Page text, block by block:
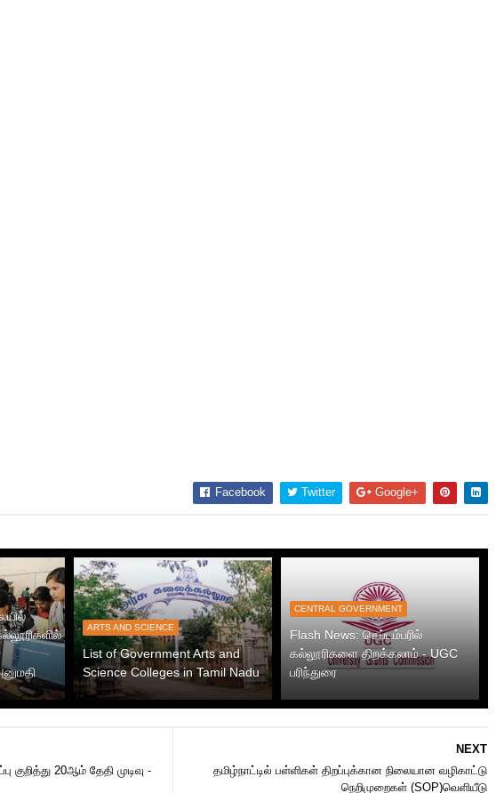
Facebook Twitter Google+
ARTS AND SCIENCE
List of Government Arts and
Science Colleges in Tamil Nadu
CENTRAL GOVERNMENT
Flash News: செப்டம்பரில்
கல்லூரிகளை திறக்கலாம் - UGC
பரிந்துரை
NEXT
தமிழ்நாட்டில் பள்ளிகள் திறப்புக்கான நிலையான வழிகாட்டு
நெறிமுறைகள் (SOP)வெளியீடு
குறித்து 20ஆம் தேதி முடிவு -